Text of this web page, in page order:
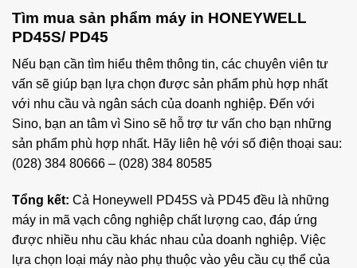
Tìm mua sản phẩm máy in HONEYWELL
PD45S/ PD45
Nếu bạn cần tìm hiểu thêm thông tin, các chuyên viên tư
vấn sẽ giúp bạn lựa chọn được sản phẩm phù hợp nhất
với nhu cầu và ngân sách của doanh nghiệp. Đến với
Sino, bạn an tâm vì Sino sẽ hỗ trợ tư vấn cho bạn những
sản phẩm phù hợp nhất. Hãy liên hệ với số điện thoại sau:
(028) 384 80666 – (028) 384 80585
Tổng kết: Cả Honeywell PD45S và PD45 đều là những
máy in mã vạch công nghiệp chất lượng cao, đáp ứng
được nhiều nhu cầu khác nhau của doanh nghiệp. Việc
lựa chọn loại máy nào phụ thuộc vào yêu cầu cụ thể của